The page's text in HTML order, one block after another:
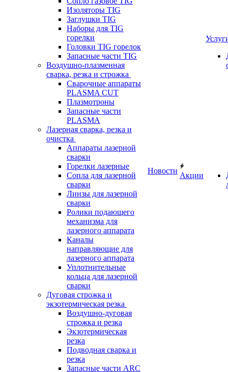
Изоляторы TIG
Заглушки TIG
Наборы для TIG
горелки
Головки TIG горелок
Запасные части TIG
Воздушно-плазменная
сварка, резка и строжка
Сварочные аппараты
PLASMA CUT
Плазмотроны
Запасные части
PLASMA
Лазерная сварка, резка и
очистка
Аппараты лазерной
сварки
Горелки лазерные
Сопла для лазерной
сварки
Линзы для лазерной
сварки
Ролики подающего
механизма для
лазерного аппарата
Каналы
направляющие для
лазерного аппарата
Уплотнительные
кольца для лазерной
сварки
Дуговая строжка и
экзотермическая резка
Воздушно-дуговая
строжка и резка
Экзотермическая
резка
Подводная сварка и
резка
Запасные части ARC
Новости
Акции